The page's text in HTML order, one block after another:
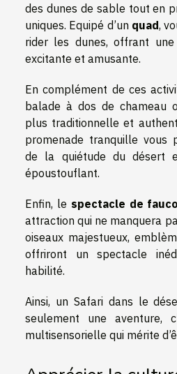
des dunes de sable tout en
uniques. Equipé d’un quad,
rider les dunes, offrant
excitante et amusante.
En complément de ces
balade à dos de chameau
plus traditionnelle et
promenade tranquille vous
de la quiétude du désert
époustouflant.
Enfin, le spectacle de
attraction qui ne manquera
oiseaux majestueux,
offriront un spectacle
habilité.
Ainsi, un Safari dans le
seulement une aventure,
multisensorielle qui mérite